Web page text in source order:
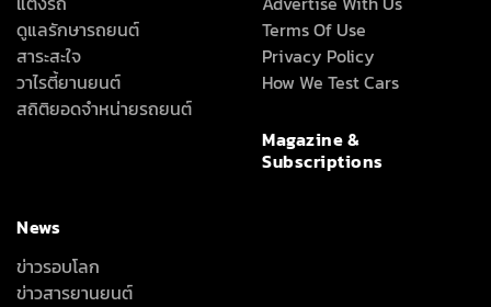
ดูแลรักษารถยนต์
สาระสะใจ
วาไรตี้ยานยนต์
สถิติยอดจำหน่ายรถยนต์
Terms Of Use
Privacy Policy
How We Test Cars
Magazine &
Subscriptions
News
ข่าวรอบโลก
ข่าวสารยานยนต์